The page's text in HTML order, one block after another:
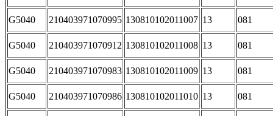
G5040 210403971070995 130810102011007 13 081
G5040 210403971070912 130810102011008 13 081
G5040 210403971070983 130810102011009 13 081
G5040 210403971070986 130810102011010 13 081